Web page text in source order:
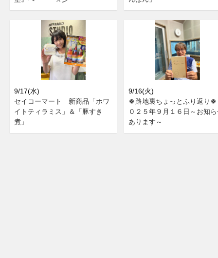
9/17(水)
セイコーマート 新商品「ホワ
イトティラミス」＆「豚すき
煮」
9/16(火)
🍀路地裏ちょっとふり返り
０２５年９月１６日～お知
あります～